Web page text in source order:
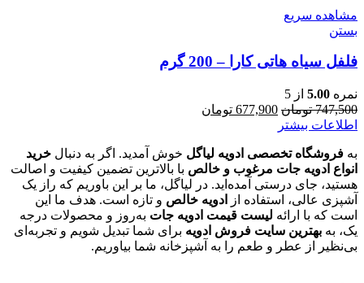
مشاهده سریع
بستن
فلفل سیاه هاتی کارا – 200 گرم
نمره 5.00 از 5
747,500 تومان قیمت
بود.
677,900 تومان
اطلاعات بیشتر
به فروشگاه تخصصی ادویه لیاگل خوش آمدید. اگر به دنبال خرید
انواع ادویه جات مرغوب و خالص با بالاترین تضمین کیفیت و اصالت
هستید، جای درستی آمده‌اید. در لیاگل، ما بر این باوریم که راز یک
آشپزی عالی، استفاده از
ادویه خالص و تازه است. هدف ما این
است که با ارائه لیست قیمت ادویه جات به‌روز و محصولات درجه
یک، به بهترین سایت فروش ادویه برای شما تبدیل شویم و تجربه‌ای
بی‌نظیر از عطر و طعم را به آشپزخانه شما بیاوریم.